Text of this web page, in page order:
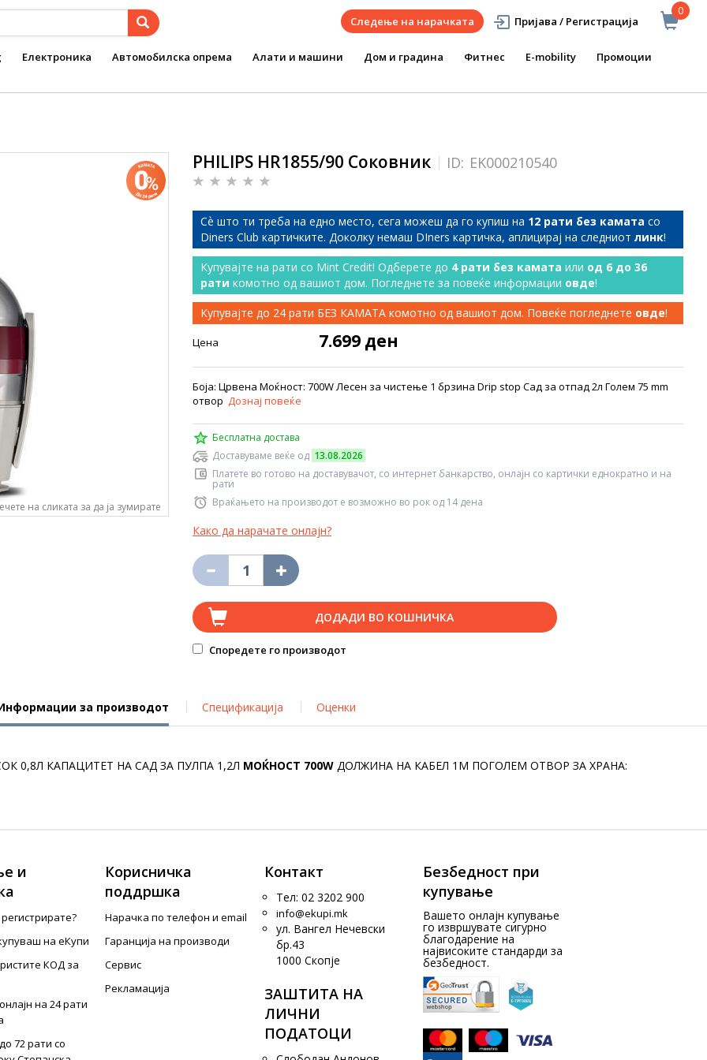
0
Следење на нарачката Пријава / Регистрација
Електроника Автомобилска опрема Алати и машини Дом и градина Фитнес E-mobility Промоции
на сликата за да ја зумирате
PHILIPS HR1855/90 Соковник ID: EK000210540
Сѐ што ти треба на едно место, сега можеш да го купиш на 12 рати без камата со
Diners Club картичките. Доколку немаш DIners картичка, аплицирај на следниот линк!
Купувајте на рати со Mint Credit! Одберете до 4 рати без камата или од 6 до 36
рати комотно од вашиот дом. Погледнете за повеќе информации овде!
Купувајте до 24 рати БЕЗ КАМАТА комотно од вашиот дом. Повеќе погледнете овде!
Цена 7.699 ден
Боја: Црвена Моќност: 700W Лесен за чистење 1 брзина Drip stop Сад за отпад 2л Голем 75 mm
отвор Дознај повеќе
Бесплатна достава
Доставуваме веќе од 13.08.2026
Платете во готово на доставувачот, со интернет банкарство, онлајн со картички еднократно и на
рати
Враќањето на производот е возможно во рок од 14 дена
Како да нарачате онлајн?
ДОДАДИ ВО КОШНИЧКА
Споредете го производот
за производот Спецификација Оценки
0,8Л КАПАЦИТЕТ НА САД ЗА ПУЛПА 1,2Л МОЌНОСТ 700W ДОЛЖИНА НА КАБЕЛ 1М ПОГОЛЕМ ОТВОР ЗА ХРАНА:
и
на еКупи
КОД за
на 24 рати
72 рати со
Корисничка
поддршка
Нарачка по телефон и еmail
Гаранција на производи
Сервис
Рекламација
Контакт
Тел: 02 3202 900
info@ekupi.mk
ул. Вангел Нечевски
бр.43
1000 Скопје
ЗАШТИТА НА
ЛИЧНИ
ПОДАТОЦИ
Безбедност при
купување
Вашето онлајн купување
го извршувате сигурно
благодарение на
највисоките стандарди за
безбедност.